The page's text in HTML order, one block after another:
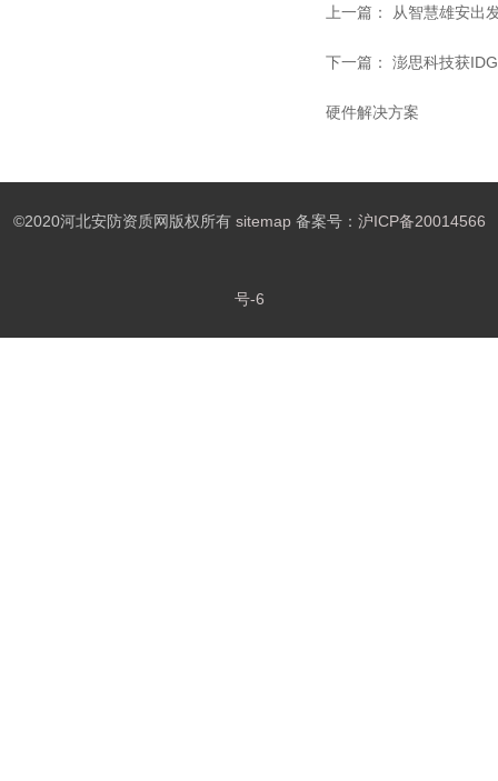
上一篇： 从智慧雄安出
下一篇： 澎思科技获
硬件解决方案
©2020河北安防资质网版权所有 sitemap备案号： 沪ICP备20014566
号-6